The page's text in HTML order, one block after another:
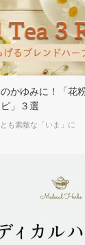
かゆみに！「花
」３選
も素敵な「いま」に